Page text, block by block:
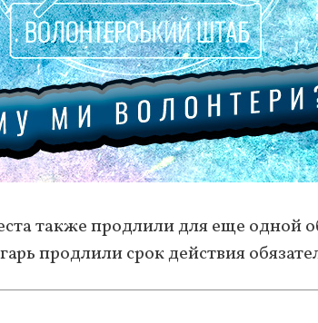
также продлили для еще одной
продлили срок действия